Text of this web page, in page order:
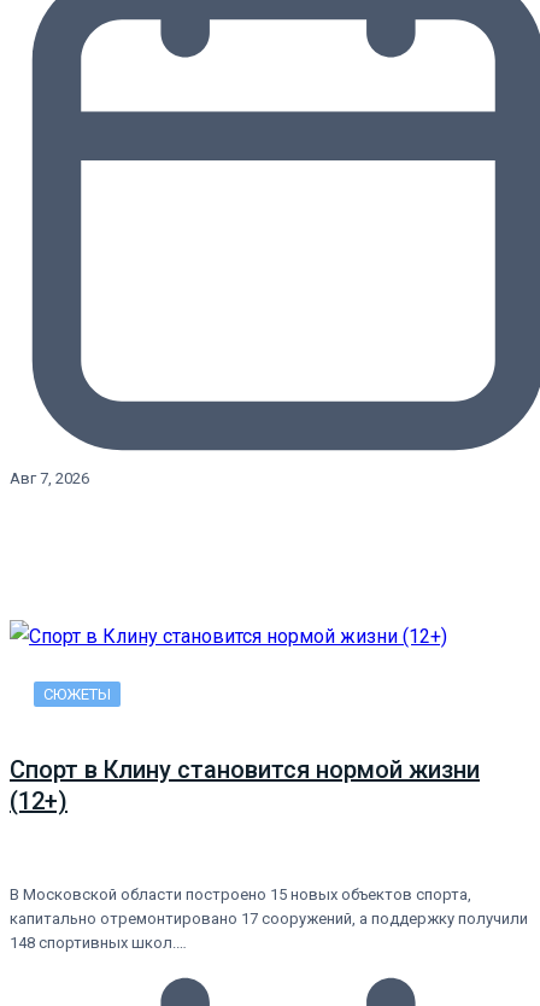
Авг 7, 2026
СЮЖЕТЫ
Спорт в Клину становится нормой жизни
(12+)
В Московской области построено 15 новых объектов спорта,
капитально отремонтировано 17 сооружений, а поддержку получили
148 спортивных школ.…